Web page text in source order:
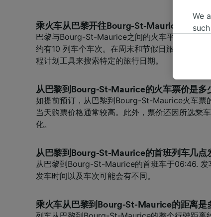
乘火车从巴黎开往Bourg-St-Maurice需要多
巴黎与Bourg-St-Maurice之间的火车平均旅程时
约有10 列车个车次。在周末和节假日旅程时间可
程计划工具来搜索特定的旅行日期。
从巴黎到Bourg-St-Maurice的火车票价是多
如提前预订，从巴黎到Bourg-St-Maurice火车票
当天购票价格通常较高。此外，票价还因所选乘
化。
从巴黎到Bourg-St-Maurice的首班列车几点
从巴黎到Bourg-St-Maurice的首班车于06:46. 发
发车时间以及车次可能会有不同。
乘火车从巴黎到Bourg-St-Maurice的距离是
We
us
We
Use
List